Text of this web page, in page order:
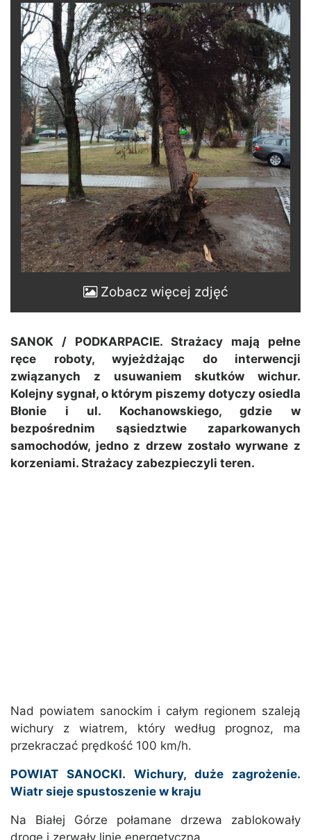
Zobacz więcej zdjęć
SANOK / PODKARPACIE. Strażacy mają pełne
ręce roboty, wyjeżdżając do interwencji
związanych z usuwaniem skutków wichur.
Kolejny sygnał, o którym piszemy dotyczy osiedla
Błonie i ul. Kochanowskiego, gdzie w
bezpośrednim sąsiedztwie zaparkowanych
samochodów, jedno z drzew zostało wyrwane z
korzeniami. Strażacy zabezpieczyli teren.
Nad powiatem sanockim i całym regionem szaleją
wichury z wiatrem, który według prognoz, ma
przekraczać prędkość 100 km/h.
POWIAT SANOCKI. Wichury, duże zagrożenie.
Wiatr sieje spustoszenie w kraju
Na Białej Górze połamane drzewa zablokowały